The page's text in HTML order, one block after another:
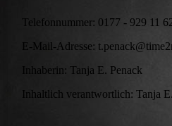
Telefonnummer: 0177 - 929 11
E-Mail-Adresse:
Inhaberin: Tanja E. Penack
Inhaltlich verantwortlich: Tanja